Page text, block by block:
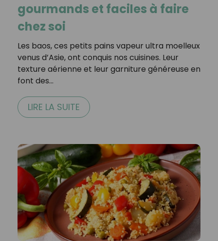
gourmands et faciles à faire
chez soi
Les baos, ces petits pains vapeur ultra moelleux
venus d’Asie, ont conquis nos cuisines. Leur
texture aérienne et leur garniture généreuse en
font des…
LIRE LA SUITE